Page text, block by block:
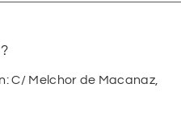
C/ Melchor de Macanaz,